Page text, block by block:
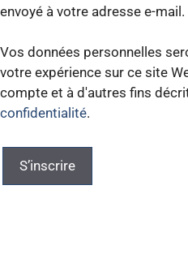
envoyé à votre adresse e-mail.
Vos données personnelles
votre expérience sur ce site
compte et à d'autres fins
confidentialité.
S’inscrire